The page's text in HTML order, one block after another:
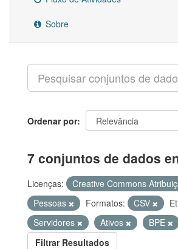
Sobre
Ordenar por
7 conjuntos de dados
Licenças: Creative Commons
Pessoas
Formatos: CSV
Servidores
Ativos BPE
Filtrar Resultados